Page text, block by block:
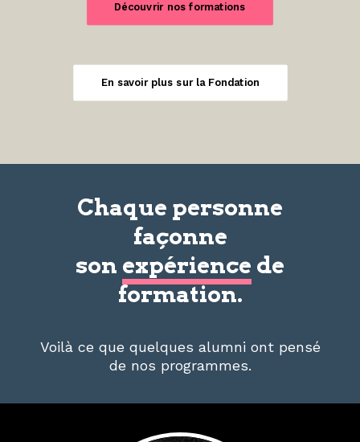
Découvrir nos formations
En savoir plus sur la Fondation
Chaque personne
façonne
son expérience de
formation.
Voilà ce que quelques alumni ont pensé
de nos programmes.